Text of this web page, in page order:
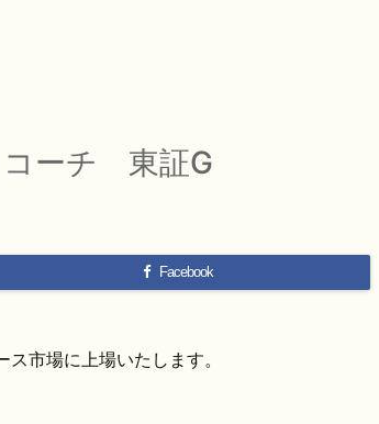
コーチ 東証G
Facebook
市場に上場いたします。